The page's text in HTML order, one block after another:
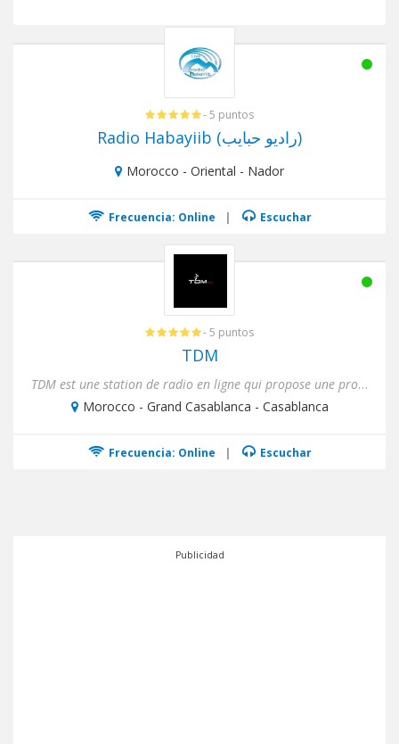
- 5 puntos
Radio Habayiib (راديو حبايب)
Morocco - Oriental - Nador
Frecuencia: Online | Escuchar
- 5 puntos
TDM
TDM est une station de radio en ligne qui propose une programmation musicale douce basée sur l'émotion et la déten...
Morocco - Grand Casablanca - Casablanca
Frecuencia: Online | Escuchar
Publicidad